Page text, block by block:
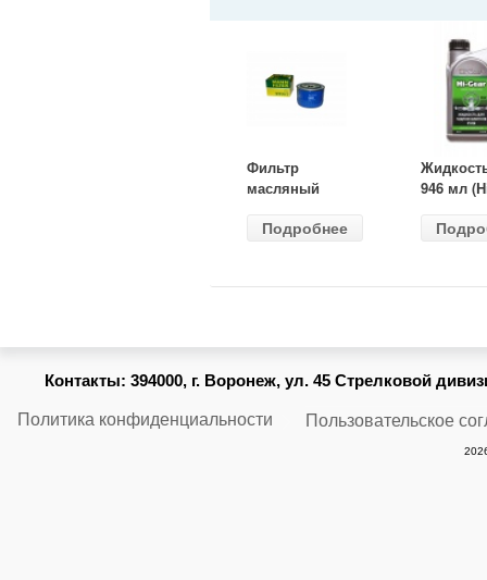
Фильтр
масляный
(MANN) W
Подробнее
946 мл
Контакты: 394000, г. Воронеж, ул. 45 Стрелковой
Политика конфиденциальности Пользовательское